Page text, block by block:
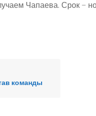
Чапаева. Срок —
команды